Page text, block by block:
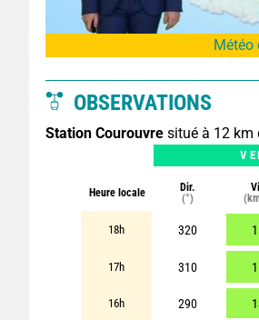
Météo
OBSERVATIONS
Station Courouvre situé à 12 km
Heure locale
Dir.
(°)
18h 320
17h 310
16h 290